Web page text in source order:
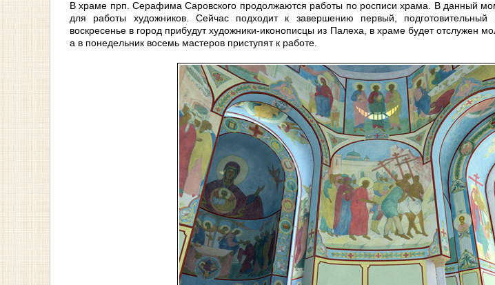
В храме прп. Серафима Саровского продолжаются работы по росписи храма. В данный
для работы художников. Сейчас подходит к завершению первый, подготовительный
воскресенье в город прибудут художники-иконописцы из Палеха, в храме будет отслужен
а в понедельник восемь мастеров приступят к работе.